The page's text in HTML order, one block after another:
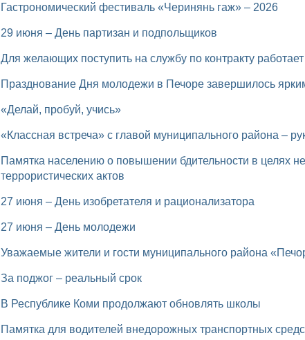
Гастрономический фестиваль «Черинянь гаж» – 2026
29 июня – День партизан и подпольщиков
Для желающих поступить на службу по контракту
Празднование Дня молодежи в Печоре завершилось
«Делай, пробуй, учись»
«Классная встреча» с главой муниципального района –
Памятка населению о повышении бдительности в целях недопущения совершения
террористических актов
27 июня – День изобретателя и рационализатора
27 июня – День молодежи
Уважаемые жители и гости муниципального района
За поджог – реальный срок
В Республике Коми продолжают обновлять школы
Памятка для водителей внедорожных транспортных